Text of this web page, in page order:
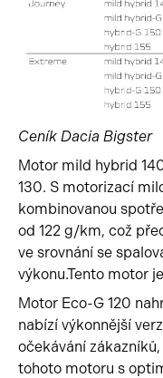
Ceník Dacia Bigster
Motor mild hybrid
130. S motorizací
kombinovanou
od 122 g/km, což
ve srovnání se
výkonu.Tento motor
Motor Eco-G 120
nabízí výkonnější
očekávání
tohoto motoru s